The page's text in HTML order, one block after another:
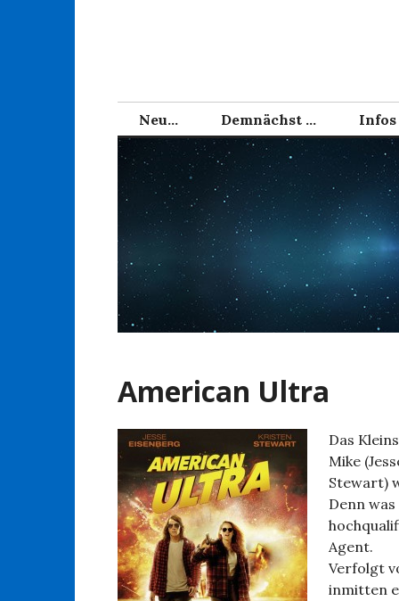
Neu… Demnächst … Infos
American Ultra
Das
Mike
Stewart)
Denn
Agent.
Verfolgt
inmitten